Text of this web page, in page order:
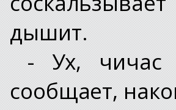
дышит.
- Ух, чичас
сообщает,